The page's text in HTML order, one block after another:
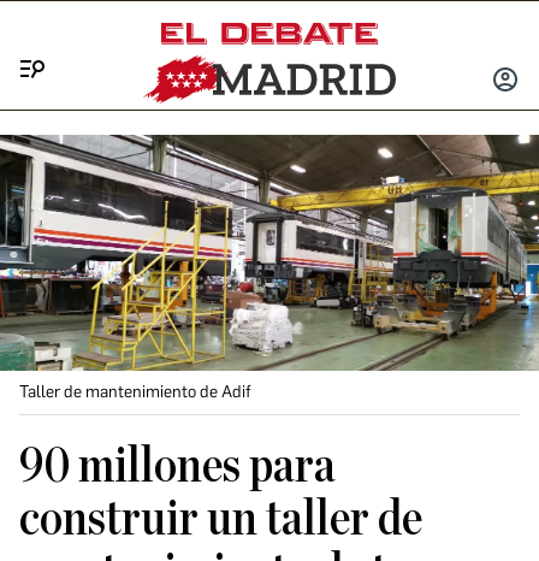
INICIAR
Taller de mantenimiento de Adif
90 millones para
construir un taller de